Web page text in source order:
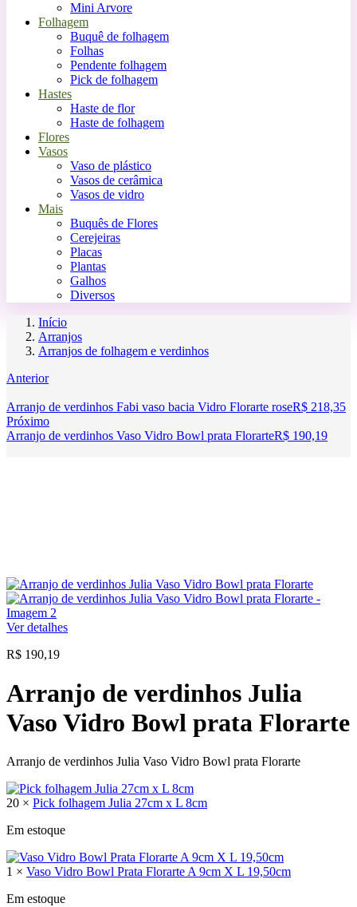
Mini Arvore
Folhagem
Buquê de folhagem
Folhas
Pendente folhagem
Pick de folhagem
Hastes
Haste de flor
Haste de folhagem
Flores
Vasos
Vaso de plástico
Vasos de cerâmica
Vasos de vidro
Mais
Buquês de Flores
Cerejeiras
Placas
Plantas
Galhos
Diversos
Início
Arranjos
Arranjos de folhagem e verdinhos
Anterior
Arranjo de verdinhos Fabi vaso bacia Vidro Florarte roseR$ 218,35
Próximo
Arranjo de verdinhos Vaso Vidro Bowl prata FlorarteR$ 190,19
Ver detalhes
R$ 190,19
Arranjo de verdinhos Julia
Vaso Vidro Bowl prata Florarte
Arranjo de verdinhos Julia Vaso Vidro Bowl prata Florarte
20 × Pick folhagem Julia 27cm x L 8cm
Em estoque
1 × Vaso Vidro Bowl Prata Florarte A 9cm X L 19,50cm
Em estoque